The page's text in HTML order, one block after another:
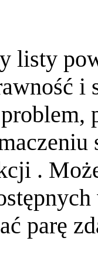
listy
i
.
parę